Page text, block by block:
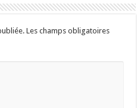
Les champs obligatoires